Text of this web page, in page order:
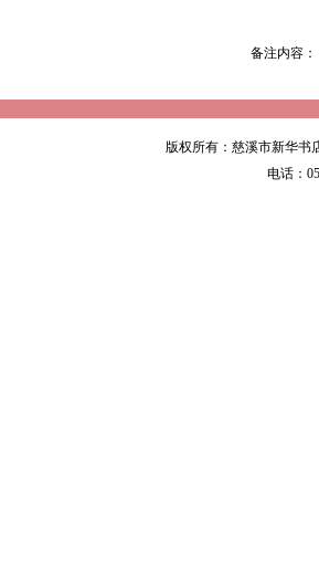
备注内容：
版权所有：慈溪市新华
电话：